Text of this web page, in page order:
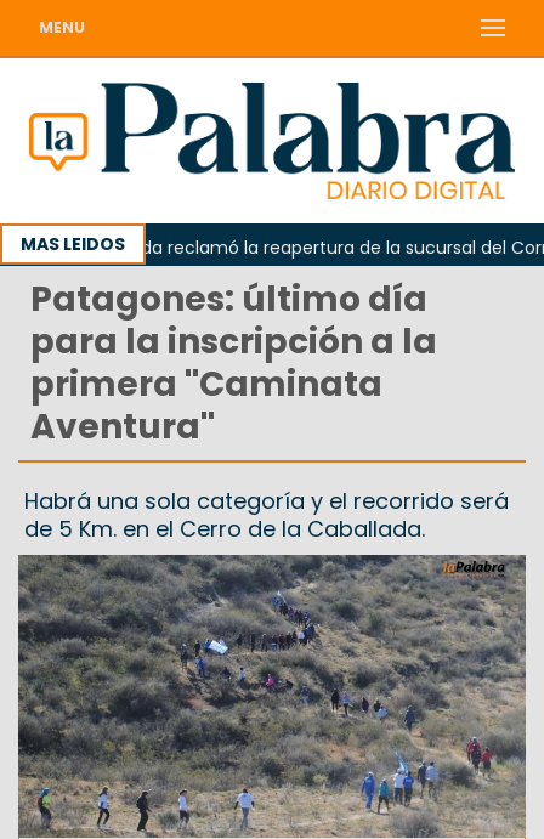
MENU
MAS LEIDOS
Odarda reclamó la reapertura de la sucursal del Correo
Patagones: último día
para la inscripción a la
primera ''Caminata
Aventura''
Habrá una sola categoría y el recorrido será
de 5 Km. en el Cerro de la Caballada.